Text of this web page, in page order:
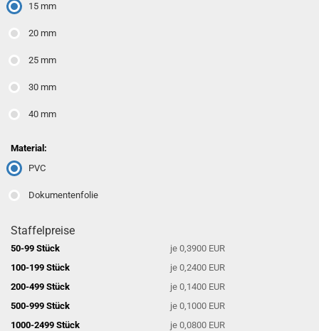
15 mm
20 mm
25 mm
30 mm
40 mm
Material:
PVC
Dokumentenfolie
Staffelpreise
50-99 Stück
je 0,3900 EUR
100-199 Stück
je 0,2400 EUR
200-499 Stück
je 0,1400 EUR
500-999 Stück
je 0,1000 EUR
1000-2499 Stück
je 0,0800 EUR